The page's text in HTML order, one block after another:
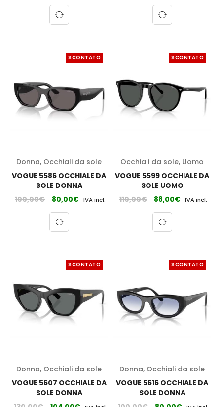
SCONTATO
Donna, Occhiali da sole
VOGUE 5586 OCCHIALE DA
SOLE DONNA
100,00€ 80,00€ IVA incl.
SCONTATO
Occhiali da sole, Uomo
VOGUE 5599 OCCHIALE DA
SOLE UOMO
110,00€ 88,00€ IVA incl.
SCONTATO
Donna, Occhiali da sole
VOGUE 5607 OCCHIALE DA
SOLE DONNA
SCONTATO
Donna, Occhiali da sole
VOGUE 5616 OCCHIALE DA
SOLE DONNA